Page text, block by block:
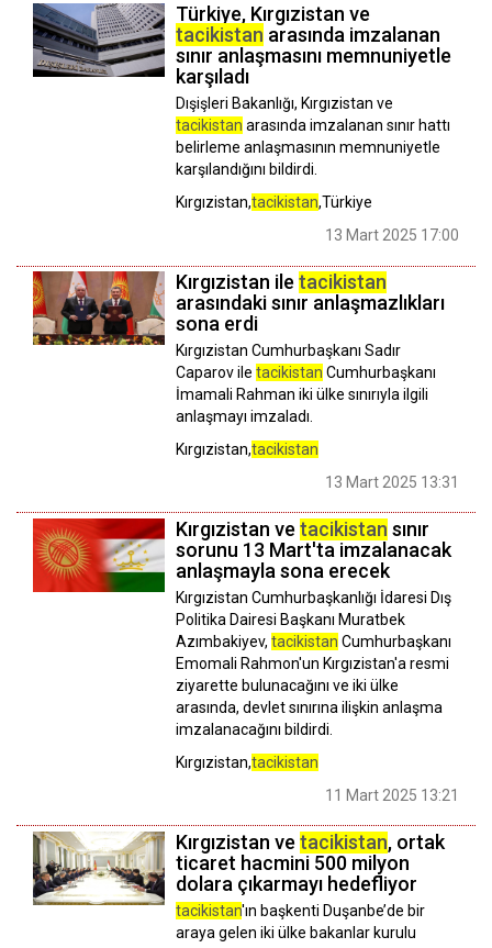
Türkiye, Kırgızistan ve
tacikistan arasında imzalanan
sınır anlaşmasını memnuniyetle
karşıladı
Dışişleri Bakanlığı, Kırgızistan ve
tacikistan arasında imzalanan sınır hattı
belirleme anlaşmasının memnuniyetle
karşılandığını bildirdi.
Kırgızistan,tacikistan,Türkiye
13 Mart 2025 17:00
Kırgızistan ile tacikistan
arasındaki sınır anlaşmazlıkları
sona erdi
Kırgızistan Cumhurbaşkanı Sadır
Caparov ile tacikistan Cumhurbaşkanı
İmamali Rahman iki ülke sınırıyla ilgili
anlaşmayı imzaladı.
Kırgızistan,tacikistan
13 Mart 2025 13:31
Kırgızistan ve tacikistan sınır
sorunu 13 Mart'ta imzalanacak
anlaşmayla sona erecek
Kırgızistan Cumhurbaşkanlığı İdaresi Dış
Politika Dairesi Başkanı Muratbek
Azımbakiyev, tacikistan Cumhurbaşkanı
Emomali Rahmon'un Kırgızistan'a resmi
ziyarette bulunacağını ve iki ülke
arasında, devlet sınırına ilişkin anlaşma
imzalanacağını bildirdi.
Kırgızistan,tacikistan
11 Mart 2025 13:21
Kırgızistan ve tacikistan, ortak
ticaret hacmini 500 milyon
dolara çıkarmayı hedefliyor
tacikistan'ın başkenti Duşanbe’de bir
araya gelen iki ülke bakanlar kurulu